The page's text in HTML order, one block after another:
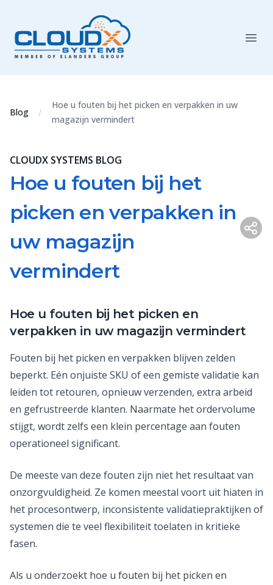
Blog
Hoe u fouten bij het picken en verpakken in uw
magazijn vermindert
CLOUDX SYSTEMS BLOG
Hoe u fouten bij het
picken en verpakken in
uw magazijn
vermindert
Hoe u fouten bij het picken en
verpakken in uw magazijn vermindert
Fouten bij het picken en verpakken blijven zelden
beperkt. Eén onjuiste SKU of een gemiste validatie kan
leiden tot retouren, opnieuw verzenden, extra arbeid
en gefrustreerde klanten. Naarmate het ordervolume
stijgt, wordt zelfs een klein percentage aan fouten
operationeel significant.
De meeste van deze fouten zijn niet het resultaat van
onzorgvuldigheid. Ze komen meestal voort uit hiaten in
het procesontwerp, inconsistente validatiepraktijken of
systemen die te veel flexibiliteit toelaten in kritieke
fasen.
Als u onderzoekt hoe u fouten bij het picken en